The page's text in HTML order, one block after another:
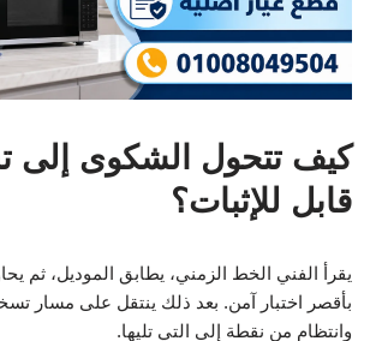
كيف تتحول الشكوى
قابل للإثبات؟
يقرأ الفني الخط الزمني، يطابق الموديل، ثم
بأقصر اختبار آمن. بعد ذلك ينتقل على مسار
وانتظام من نقطة إلى التي تليها.